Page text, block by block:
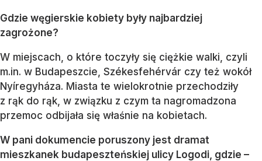
Gdzie węgierskie kobiety były najbardziej
zagrożone?
W miejscach, o które toczyły się ciężkie walki, czyli
m.in. w Budapeszcie, Székesfehérvár czy też wokół
Nyíregyháza. Miasta te wielokrotnie przechodziły
z rąk do rąk, w związku z czym ta nagromadzona
przemoc odbijała się właśnie na kobietach.
W pani dokumencie poruszony jest dramat
mieszkanek budapeszteńskiej ulicy Logodi, gdzie –